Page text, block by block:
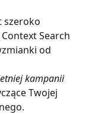
szeroko
Search
od
kampanii
Twojej